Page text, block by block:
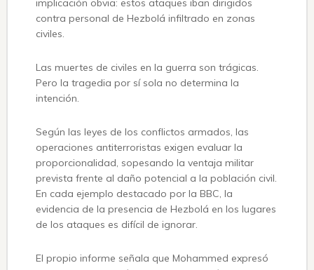
implicación obvia: estos ataques iban dirigidos
contra personal de Hezbolá infiltrado en zonas
civiles.
Las muertes de civiles en la guerra son trágicas.
Pero la tragedia por sí sola no determina la
intención.
Según las leyes de los conflictos armados, las
operaciones antiterroristas exigen evaluar la
proporcionalidad, sopesando la ventaja militar
prevista frente al daño potencial a la población civil.
En cada ejemplo destacado por la BBC, la
evidencia de la presencia de Hezbolá en los lugares
de los ataques es difícil de ignorar.
El propio informe señala que Mohammed expresó